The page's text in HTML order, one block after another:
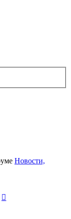
Новости,